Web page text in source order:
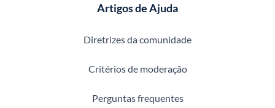
Artigos de Ajuda
Diretrizes da comunidade
Critérios de moderação
Perguntas frequentes